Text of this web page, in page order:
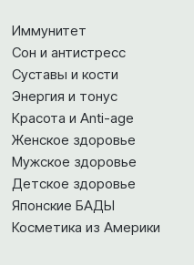
Иммунитет
Сон и антистресс
Суставы и кости
Энергия и тонус
Красота и Anti-age
Женское здоровье
Мужское здоровье
Детское здоровье
Японские БАДЫ
Косметика из Америки